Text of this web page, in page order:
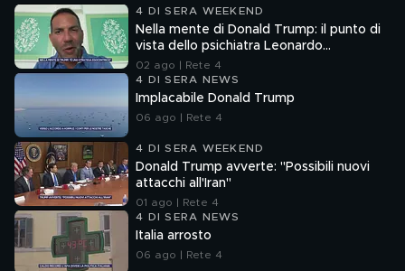
4 DI SERA WEEKEND
Nella mente di Donald Trump: il punto di
vista dello psichiatra Leonardo
Mendolicchio
02 ago | Rete 4
4 DI SERA NEWS
Implacabile Donald Trump
06 ago | Rete 4
4 DI SERA WEEKEND
Donald Trump avverte: "Possibili nuovi
attacchi all'Iran"
01 ago | Rete 4
4 DI SERA NEWS
Italia arrosto
06 ago | Rete 4